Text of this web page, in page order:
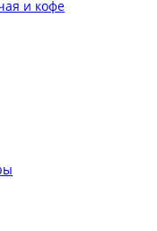
и кофе